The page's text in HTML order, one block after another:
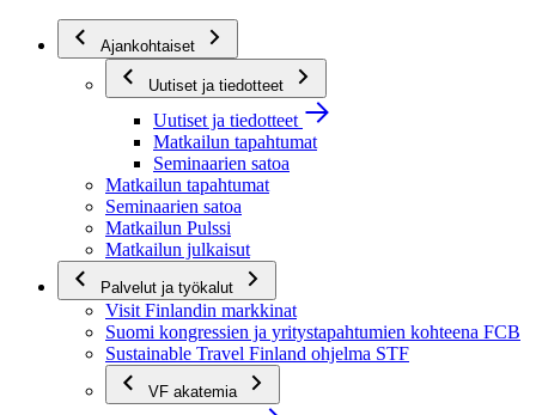
Ajankohtaiset
Uutiset ja tiedotteet
Uutiset ja tiedotteet
Matkailun tapahtumat
Seminaarien satoa
Matkailun tapahtumat
Seminaarien satoa
Matkailun Pulssi
Matkailun julkaisut
Palvelut ja työkalut
Visit Finlandin markkinat
Suomi kongressien ja yritystapahtumien kohteena FCB
Sustainable Travel Finland ohjelma STF
VF akatemia